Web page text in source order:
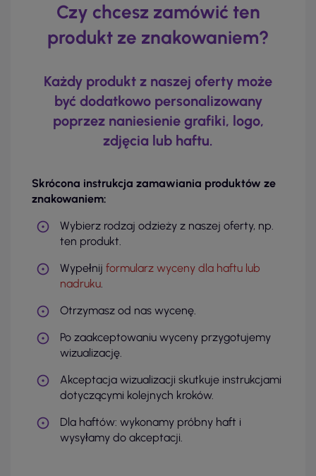
Czy chcesz zamówić ten
produkt ze znakowaniem?
Każdy produkt z naszej oferty może
być dodatkowo personalizowany
poprzez naniesienie grafiki, logo,
zdjęcia lub haftu.
Skrócona instrukcja zamawiania produktów ze
znakowaniem:
Wybierz rodzaj odzieży z naszej oferty, np.
ten produkt.
Wypełnij formularz wyceny dla haftu lub
nadruku.
Otrzymasz od nas wycenę.
Po zaakceptowaniu wyceny przygotujemy
wizualizację.
Akceptacja wizualizacji skutkuje instrukcjami
dotyczącymi kolejnych kroków.
Dla haftów: wykonamy próbny haft i
wysyłamy do akceptacji.